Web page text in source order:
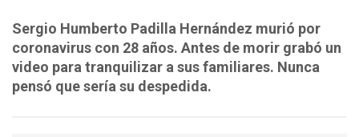
Sergio Humberto Padilla Hernández murió por
coronavirus con 28 años. Antes de morir grabó un
video para tranquilizar a sus familiares. Nunca
pensó que sería su despedida.